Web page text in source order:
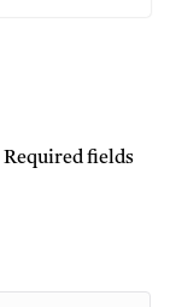
Required fields